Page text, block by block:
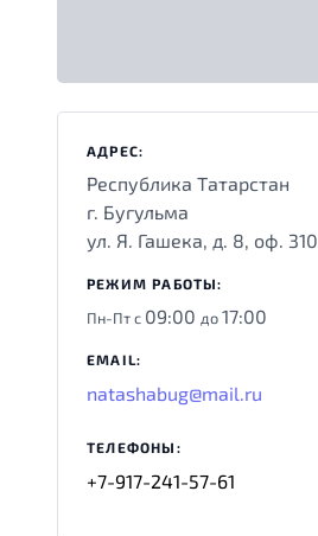
АДРЕС:
Республика Татарстан
г. Бугульма
ул. Я. Гашека, д. 8, оф. 310
РЕЖИМ РАБОТЫ:
Пн-Пт с 09:00 до17:00
EMAIL:
natashabug@mail.ru
ТЕЛЕФОНЫ:
+7-917-241-57-61